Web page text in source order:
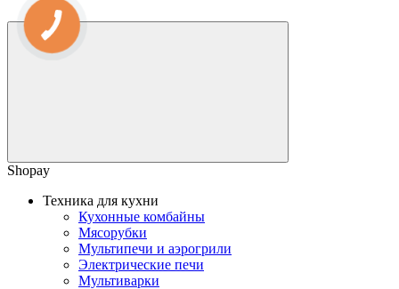
Shopay
Техника для кухни
Кухонные комбайны
Мясорубки
Мультипечи и аэрогрили
Электрические печи
Мультиварки